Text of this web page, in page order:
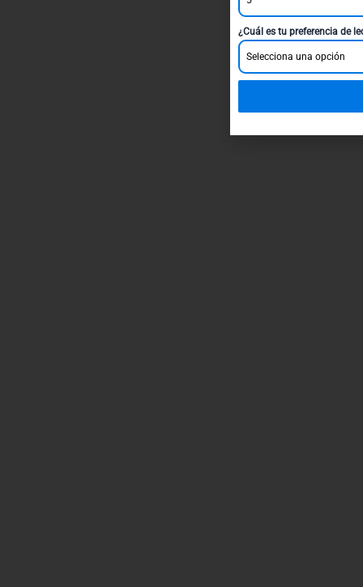
¿Cuál es tu preferencia de
Selecciona una opción